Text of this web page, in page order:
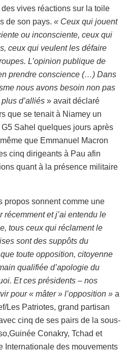
vives réactions sur la toile
de son pays. « Ceux qui jouent
ou inconsciente, ceux qui
ceux qui veulent les défaire
L’opinion publique de
prendre conscience (…) Dans
nous avons besoin non pas
d’alliés » avait déclaré
que se tenait à Niamey un
Sahel quelques jours après
même que Emmanuel Macron
cinq dirigeants à Pau afin
quant à la présence militaire
propos sonnent comme une
récemment et j’ai entendu le
tous ceux qui réclament le
sont des suppôts du
toute opposition, citoyenne
qualifiée d’apologie du
Et ces présidents – nos
pour « mâter » l’opposition » a
Les Patriotes, grand partisan
cinq de ses pairs de la sous-
Conakry, Tchad et
Internationale des mouvements